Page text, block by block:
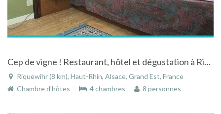
Cep de vigne ! Restaurant, hôtel et dégustation à Riquewihr
Riquewihr (8 km), Haut-Rhin, Alsace, Grand Est, France
Chambre d'hôtes
4 chambres 8 personnes